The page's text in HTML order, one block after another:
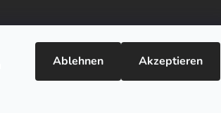
Ablehnen Akzeptieren